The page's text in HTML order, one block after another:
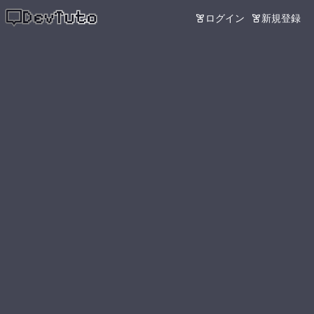
DevTuto ログイン 新規登録